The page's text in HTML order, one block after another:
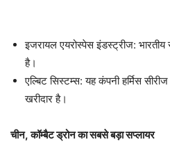
इजरायल एयरोस्पेस इंडस्ट्रीज: भारतीय
है।
एल्बिट सिस्टम्स: यह कंपनी हर्मिस
खरीदार है।
चीन, कॉम्बैट ड्रोन का सबसे बड़ा सप्लायर